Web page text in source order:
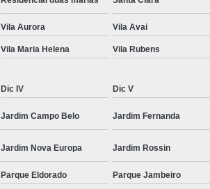
Vila Aurora Vila Avai
Vila Maria Helena Vila Rubens
Dic IV Dic V
Jardim Campo Belo Jardim Fernanda
Jardim Nova Europa Jardim Rossin
Parque Eldorado Parque Jambeiro